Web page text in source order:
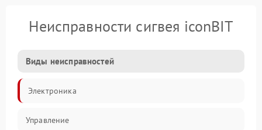
Неисправности сигвея iconBIT
Виды неисправностей
Электроника
Управление